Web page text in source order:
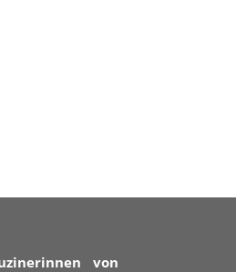
von